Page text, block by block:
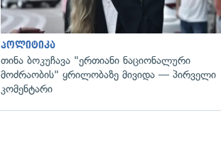
პოლიტიკა
თინა ბოკუჩავა "ერთიანი ნაციონალური
მოძრაობის" ყრილობაზე მივიდა — პირველი
კომენტარი